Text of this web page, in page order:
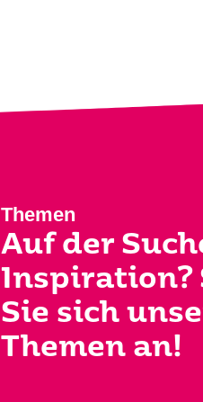
Themen
Auf der
Inspiration?
Sie sich
Themen an!